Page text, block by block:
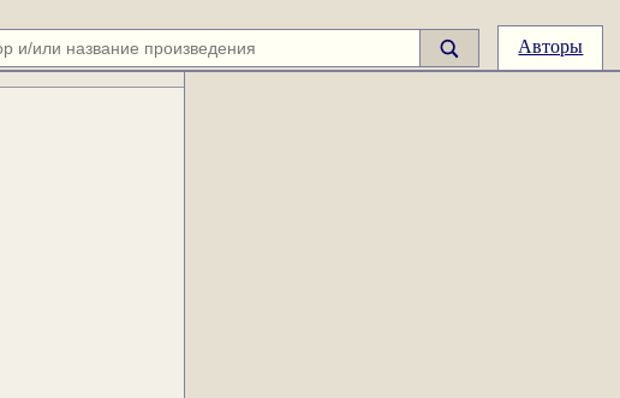
Авторы